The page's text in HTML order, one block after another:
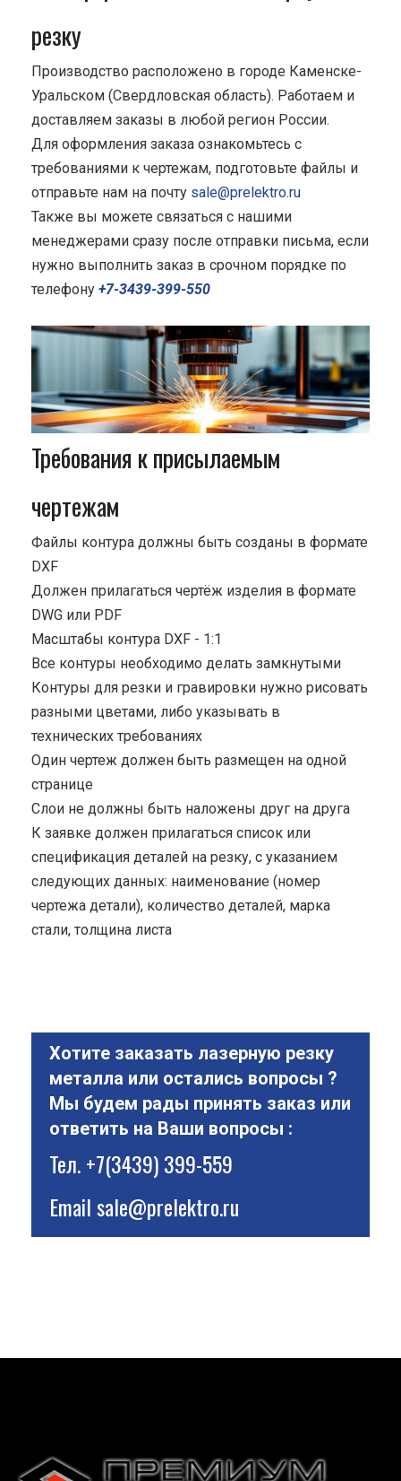
резку
Производство расположено в городе Каменске-
Уральском (Свердловская область). Работаем и
доставляем заказы в любой регион России.
Для оформления заказа ознакомьтесь с
требованиями к чертежам, подготовьте файлы и
отправьте нам на почту sale@prelektro.ru
Также вы можете связаться с нашими
менеджерами сразу после отправки письма, если
нужно выполнить заказ в срочном порядке по
телефону +7-3439-399-550
Требования к присылаемым
чертежам
Файлы контура должны быть созданы в формате
DXF
Должен прилагаться чертёж изделия в формате
DWG или PDF
Масштабы контура DXF - 1:1
Все контуры необходимо делать замкнутыми
Контуры для резки и гравировки нужно рисовать
разными цветами, либо указывать в
технических требованиях
Один чертеж должен быть размещен на одной
странице
Cлои не должны быть наложены друг на друга
К заявке должен прилагаться список или
спецификация деталей на резку, с указанием
следующих данных: наименование (номер
чертежа детали), количество деталей, марка
стали, толщина листа
Хотите заказать лазерную резку
металла или остались вопросы ?
Мы будем рады принять заказ или
ответить на Ваши вопросы :
Тел.+7(3439) 399-559
Emailsale@prelektro.ru